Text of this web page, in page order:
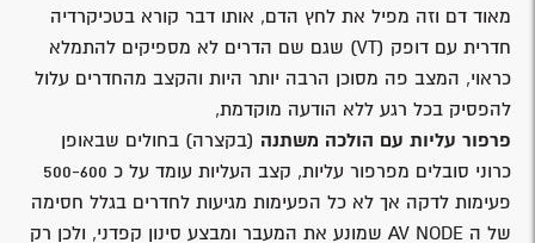
מאוד דם וזה מפיל את לחץ הדם, אותו דבר קורא בטכיקרדיה
חדרית עם דופק (VT) שגם שם הדרים לא מספיקים להתמלא
כראוי, המצב פה מסוכן הרבה יותר היות והקצב מהחדרים עלול
להפסיק בכל רגע ללא הודעה מוקדמת,
פרפור עליות עם הולכה משתנה (בקצרה) בחולים שבאופן
כרוני סובלים מפרפור עליות, קצב העליות עומד על כ 500-600
פעימות לדקה אך לא כל הפעימות מגיעות לחדרים בגלל חסימה
של ה AV NODE שמונע את המעבר ומבצע סינון קפדני, ולכן רק